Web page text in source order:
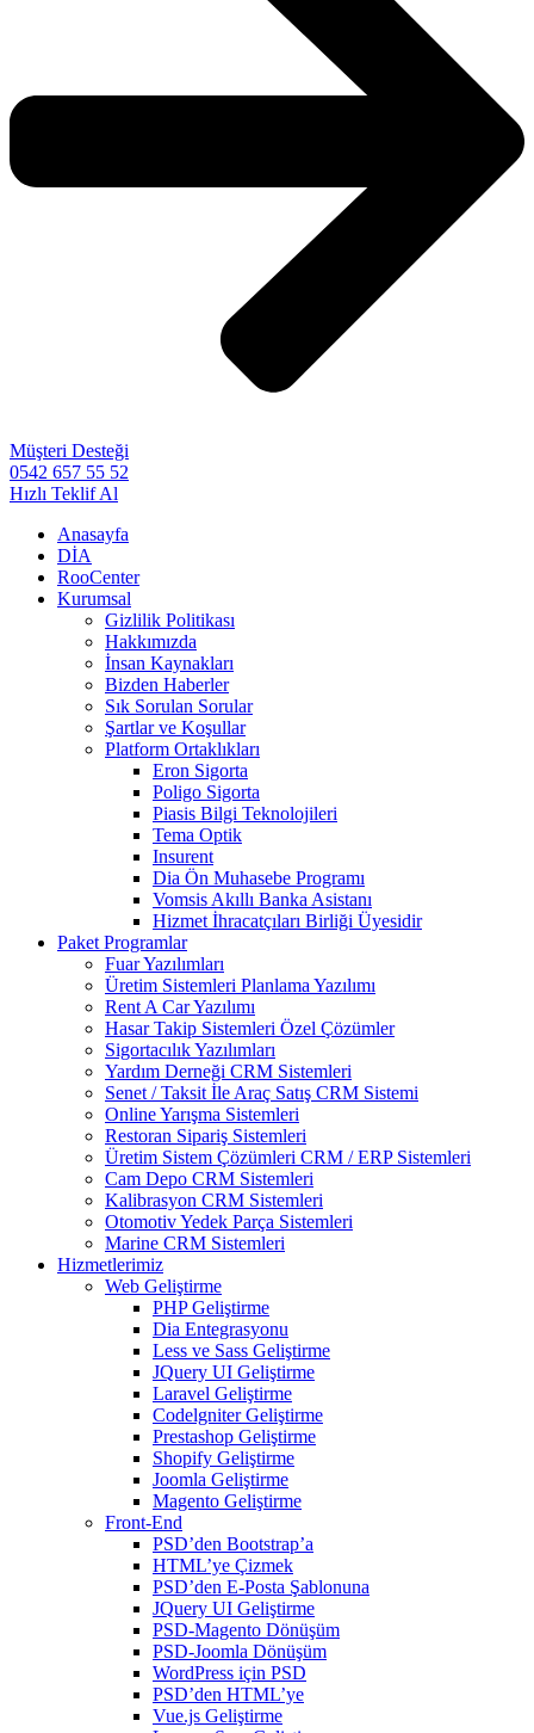
Müşteri Desteği
0542 657 55 52
Hızlı Teklif Al
Anasayfa
DİA
RooCenter
Kurumsal
Gizlilik Politikası
Hakkımızda
İnsan Kaynakları
Bizden Haberler
Sık Sorulan Sorular
Şartlar ve Koşullar
Platform Ortaklıkları
Eron Sigorta
Poligo Sigorta
Piasis Bilgi Teknolojileri
Tema Optik
Insurent
Dia Ön Muhasebe Programı
Vomsis Akıllı Banka Asistanı
Hizmet İhracatçıları Birliği Üyesidir
Paket Programlar
Fuar Yazılımları
Üretim Sistemleri Planlama Yazılımı
Rent A Car Yazılımı
Hasar Takip Sistemleri Özel Çözümler
Sigortacılık Yazılımları
Yardım Derneği CRM Sistemleri
Senet / Taksit İle Araç Satış CRM Sistemi
Online Yarışma Sistemleri
Restoran Sipariş Sistemleri
Üretim Sistem Çözümleri CRM / ERP Sistemleri
Cam Depo CRM Sistemleri
Kalibrasyon CRM Sistemleri
Otomotiv Yedek Parça Sistemleri
Marine CRM Sistemleri
Hizmetlerimiz
Web Geliştirme
PHP Geliştirme
Dia Entegrasyonu
Less ve Sass Geliştirme
JQuery UI Geliştirme
Laravel Geliştirme
Codelgniter Geliştirme
Prestashop Geliştirme
Shopify Geliştirme
Joomla Geliştirme
Magento Geliştirme
Front-End
PSD’den Bootstrap’a
HTML’ye Çizmek
PSD’den E-Posta Şablonuna
JQuery UI Geliştirme
PSD-Magento Dönüşüm
PSD-Joomla Dönüşüm
WordPress için PSD
PSD’den HTML’ye
Vue.js Geliştirme